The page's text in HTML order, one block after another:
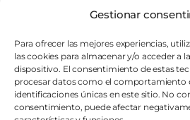
Gestionar
Para ofrecer las mejores experiencias,
las cookies para almacenar y/o acceder a
dispositivo. El consentimiento de estas
procesar datos como el comportamiento
identificaciones únicas en este sitio. No
consentimiento, puede afectar
Quiénes somos
AVISOS LEGALES
Aviso legal
Política de cookies